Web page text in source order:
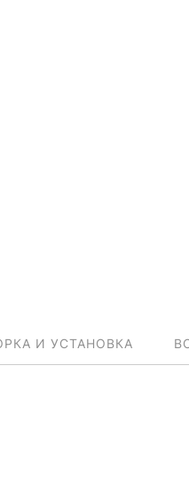
И УСТАНОВКА